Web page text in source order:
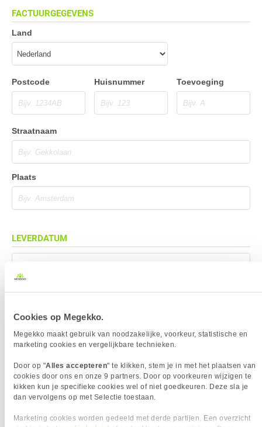
Cookies op Megekko.
Megekko maakt gebruik van noodzakelijke, voorkeur, statistische en
marketing cookies en vergelijkbare technieken.
Door op "Alles accepteren" te klikken, stem je in met het plaatsen van
cookies door ons en onze 9 partners. Door op voorkeuren wijzigen te
kikken kun je specifieke cookies wel of niet goedkeuren. Deze sla je
dan vervolgens op met Selectie toestaan.
Marketing cookies worden gedeeld met derde partijen. Een overzicht
FACTUURGEGEVENS
Land
Postcode Huisnummer Toevoeging
Straatnaam
Plaats
LEVERDATUM
Bezorgadres is gelijk aan factuuradres
Bezorging op alternatief adres
Afhalen op PostNL afhaalpunt
Afhalen in Megekko Shop te Breda